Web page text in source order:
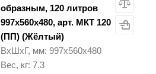
образным, 120 литров
997х560х480, арт. МКТ 120
(ПП) (Жёлтый)
ВхШхГ, мм: 997х560х480
Вес, кг: 7.3